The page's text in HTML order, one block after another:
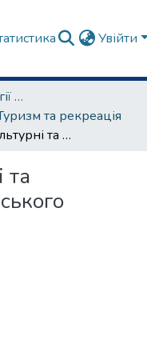
Увійти
Факультет культурології та соціальних комунікацій
та рекреація
Соціально-культурні та економічні засади міського туризму
та